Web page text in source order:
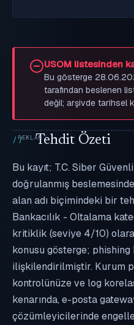
USOM listesinden
Bu gösterge
tarafından beslenen
değil; arşivde tarihsel
Tehdit Özeti
Bu kayıt; T.C. Siber
doğrulanmış
alan adı biçimindeki bir
Bankacılık - Oltalama
kritiklik (seviye 4/10) olarak
konusu gösterge; phishing
ilişkilendirilmiştir. Kurum
kontrolünüze ve log
kenarında, e-posta
çözümleyicilerinde